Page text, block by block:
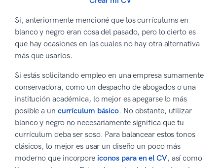
Sí, anteriormente mencioné que los currículums en
blanco y negro eran cosa del pasado, pero lo cierto es
que hay ocasiones en las cuales no hay otra alternativa
más que usarlos.
Si estás solicitando empleo en una empresa sumamente
conservadora, como un despacho de abogados o una
institución académica, lo mejor es apegarse lo más
posible a un currículum básico. No obstante, utilizar
blanco y negro no necesariamente significa que tu
currículum deba ser soso. Para balancear estos tonos
clásicos, lo mejor es usar un diseño un poco más
moderno que incorpore iconos para en el CV, así como